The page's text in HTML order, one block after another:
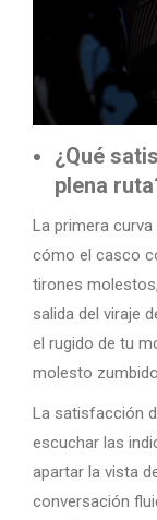
¿Qué
plena
La primera
cómo el casco
tirones
salida del viraje
el rugido de tu
molesto
La satisfacción
escuchar las
apartar la vista
conversación